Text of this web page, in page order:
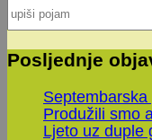
Posljednje
Produžili smo
Ljeto uz duple